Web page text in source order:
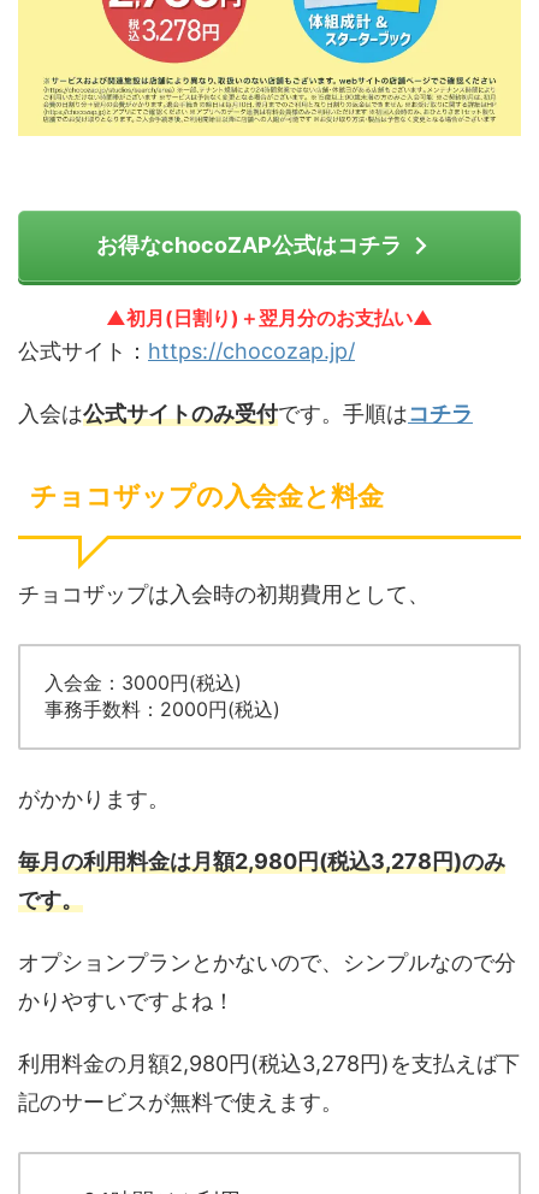
お得なchocoZAP公式はコチラ
▲初月(日割り)＋翌月分のお支払い▲
公式サイト： https://chocozap.jp/
入会は公式サイトのみ受付です。手順はコチラ
チョコザップの入会金と料金
チョコザップは入会時の初期費用として、
入会金：3000円(税込)
事務手数料：2000円(税込)
がかかります。
毎月の利用料金は月額2,980円(税込3,278円)のみ
です。
オプションプランとかないので、シンプルなので分
かりやすいですよね！
利用料金の月額2,980円(税込3,278円)を支払えば下
記のサービスが無料で使えます。